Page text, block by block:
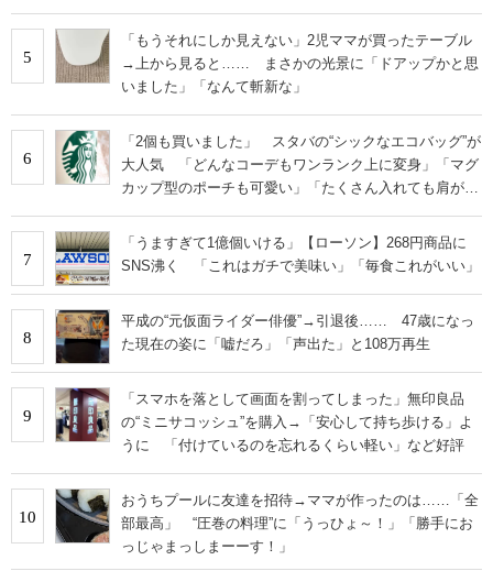
5
「もうそれにしか見えない」2児ママが買ったテーブル
→上から見ると…… まさかの光景に「ドアップかと思
いました」「なんて斬新な」
6
「2個も買いました」 スタバの“シックなエコバッグ”が
大人気 「どんなコーデもワンランク上に変身」「マグ
カップ型のポーチも可愛い」「たくさん入れても肩が痛
7
「うますぎて1億個いける」【ローソン】268円商品に
SNS沸く 「これはガチで美味い」「毎食これがいい」
8
平成の“元仮面ライダー俳優”→引退後…… 47歳になっ
た現在の姿に「嘘だろ」「声出た」と108万再生
9
「スマホを落として画面を割ってしまった」無印良品
の“ミニサコッシュ”を購入→「安心して持ち歩ける」よ
うに 「付けているのを忘れるくらい軽い」など好評
10
おうちプールに友達を招待→ママが作ったのは……「全
部最高」 “圧巻の料理”に「うっひょ～！」「勝手にお
っじゃまっしまーーす！」